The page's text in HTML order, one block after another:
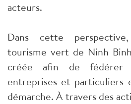
acteurs.
Dans cette
tourisme vert de Ninh
créée afin de fédérer
entreprises et particuliers
démarche. À travers des